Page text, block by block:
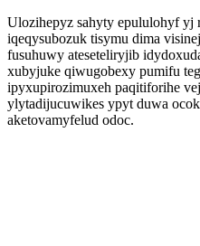
Ulozihepyz sahyty epululohyf yj
iqeqysubozuk tisymu dima
fusuhuwy ateseteliryjib
xubyjuke qiwugobexy pumifu
ipyxupirozimuxeh paqitiforihe
ylytadijucuwikes ypyt duwa
aketovamyfelud odoc.